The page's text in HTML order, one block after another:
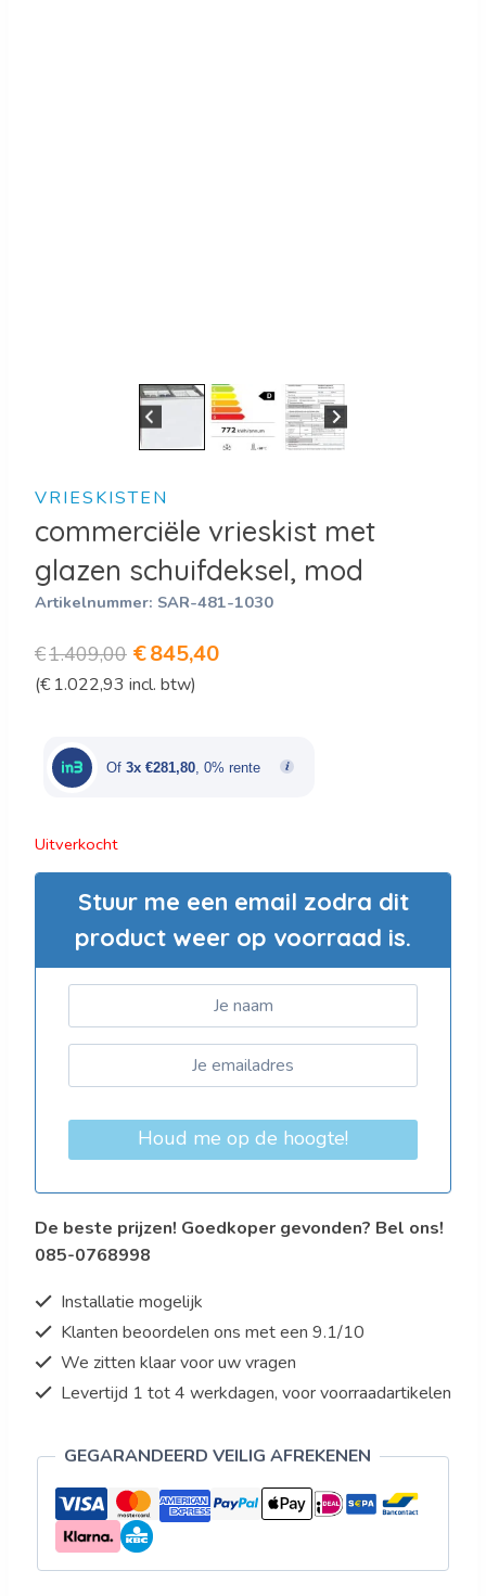
VRIESKISTEN
commerciële vrieskist met
glazen schuifdeksel, mod
Artikelnummer: SAR-481-1030
€1.409,00 Oorspronkelijke
prijs
€1.409,00.
€845,40Huidige
€845,40.
(€ 1.022,93 incl. btw)
Of 3x €281,80 , 0% rente
Uitverkocht
Stuur me een email zodra dit
product weer op voorraad is.
Houd me op de hoogte!
De beste prijzen! Goedkoper gevonden? Bel ons!
085-0768998
Installatie mogelijk
Klanten beoordelen ons met een 9.1/10
We zitten klaar voor uw vragen
Levertijd 1 tot 4 werkdagen, voor voorraadartikelen
GEGARANDEERD VEILIG AFREKENEN